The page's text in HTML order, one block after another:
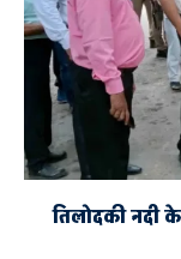
तिलोदकी नदी